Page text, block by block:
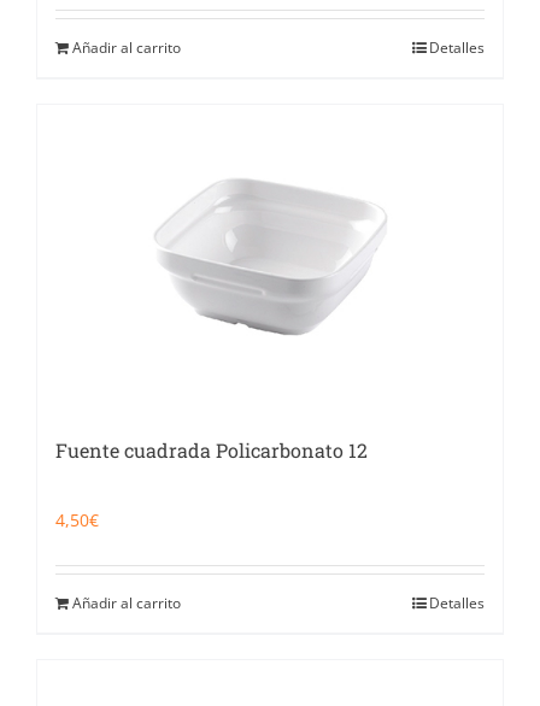
Añadir al carrito Detalles
Fuente cuadrada Policarbonato 12
4,50€
Añadir al carrito Detalles